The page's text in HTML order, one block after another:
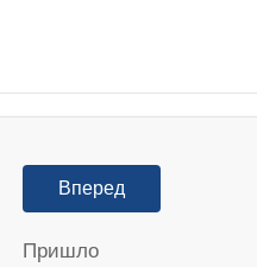
Вперед
Пришло